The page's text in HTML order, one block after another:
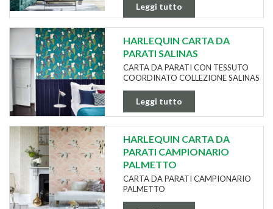
Leggi tutto
HARLEQUIN CARTA DA
PARATI SALINAS
CARTA DA PARATI CON TESSUTO
COORDINATO COLLEZIONE SALINAS
Leggi tutto
HARLEQUIN CARTA DA
PARATI CAMPIONARIO
PALMETTO
CARTA DA PARATI CAMPIONARIO
PALMETTO